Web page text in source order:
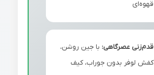
قهوه‌ای
قدم‌زنی عصرگاهی: با جین روشن،
کفش لوفر بدون جوراب، کیف